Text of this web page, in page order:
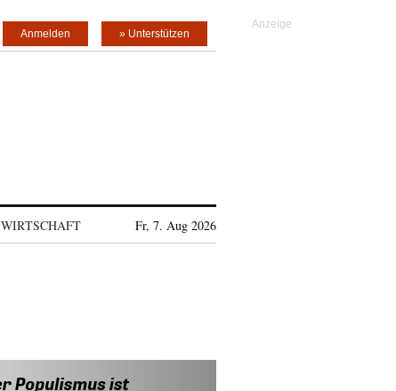
» Unterstützen
Anmelden
WIRTSCHAFT Fr, 7. Aug 2026